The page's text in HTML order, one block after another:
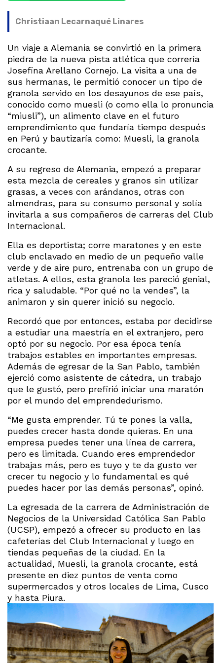
Christiaan Lecarnaqué Linares
Un viaje a Alemania se convirtió en la primera
piedra de la nueva pista atlética que correría
Josefina Arellano Cornejo. La visita a una de
sus hermanas, le permitió conocer un tipo de
granola servido en los desayunos de ese país,
conocido como muesli (o como ella lo pronuncia
“miusli”), un alimento clave en el futuro
emprendimiento que fundaría tiempo después
en Perú y bautizaría como: Muesli, la granola
crocante.
A su regreso de Alemania, empezó a preparar
esta mezcla de cereales y granos sin utilizar
grasas, a veces con arándanos, otras con
almendras, para su consumo personal y solía
invitarla a sus compañeros de carreras del Club
Internacional.
Ella es deportista; corre maratones y en este
club enclavado en medio de un pequeño valle
verde y de aire puro, entrenaba con un grupo de
atletas. A ellos, esta granola les pareció genial,
rica y saludable. “Por qué no la vendes”, la
animaron y sin querer inició su negocio.
Recordó que por entonces, estaba por decidirse
a estudiar una maestría en el extranjero, pero
optó por su negocio. Por esa época tenía
trabajos estables en importantes empresas.
Además de egresar de la San Pablo, también
ejerció como asistente de cátedra, un trabajo
que le gustó, pero prefirió iniciar una maratón
por el mundo del emprendedurismo.
“Me gusta emprender. Tú te pones la valla,
puedes crecer hasta donde quieras. En una
empresa puedes tener una línea de carrera,
pero es limitada. Cuando eres emprendedor
trabajas más, pero es tuyo y te da gusto ver
crecer tu negocio y lo fundamental es qué
puedes hacer por las demás personas”, opinó.
La egresada de la carrera de Administración de
Negocios de la Universidad Católica San Pablo
(UCSP), empezó a ofrecer su producto en las
cafeterías del Club Internacional y luego en
tiendas pequeñas de la ciudad. En la
actualidad, Muesli, la granola crocante, está
presente en diez puntos de venta como
supermercados y otros locales de Lima, Cusco
y hasta Piura.